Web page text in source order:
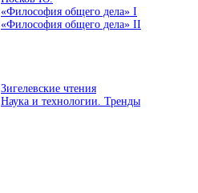
«Философия общего дела» I
«Философия общего дела» II
Зигелевские чтения
Наука и технологии. Тренды